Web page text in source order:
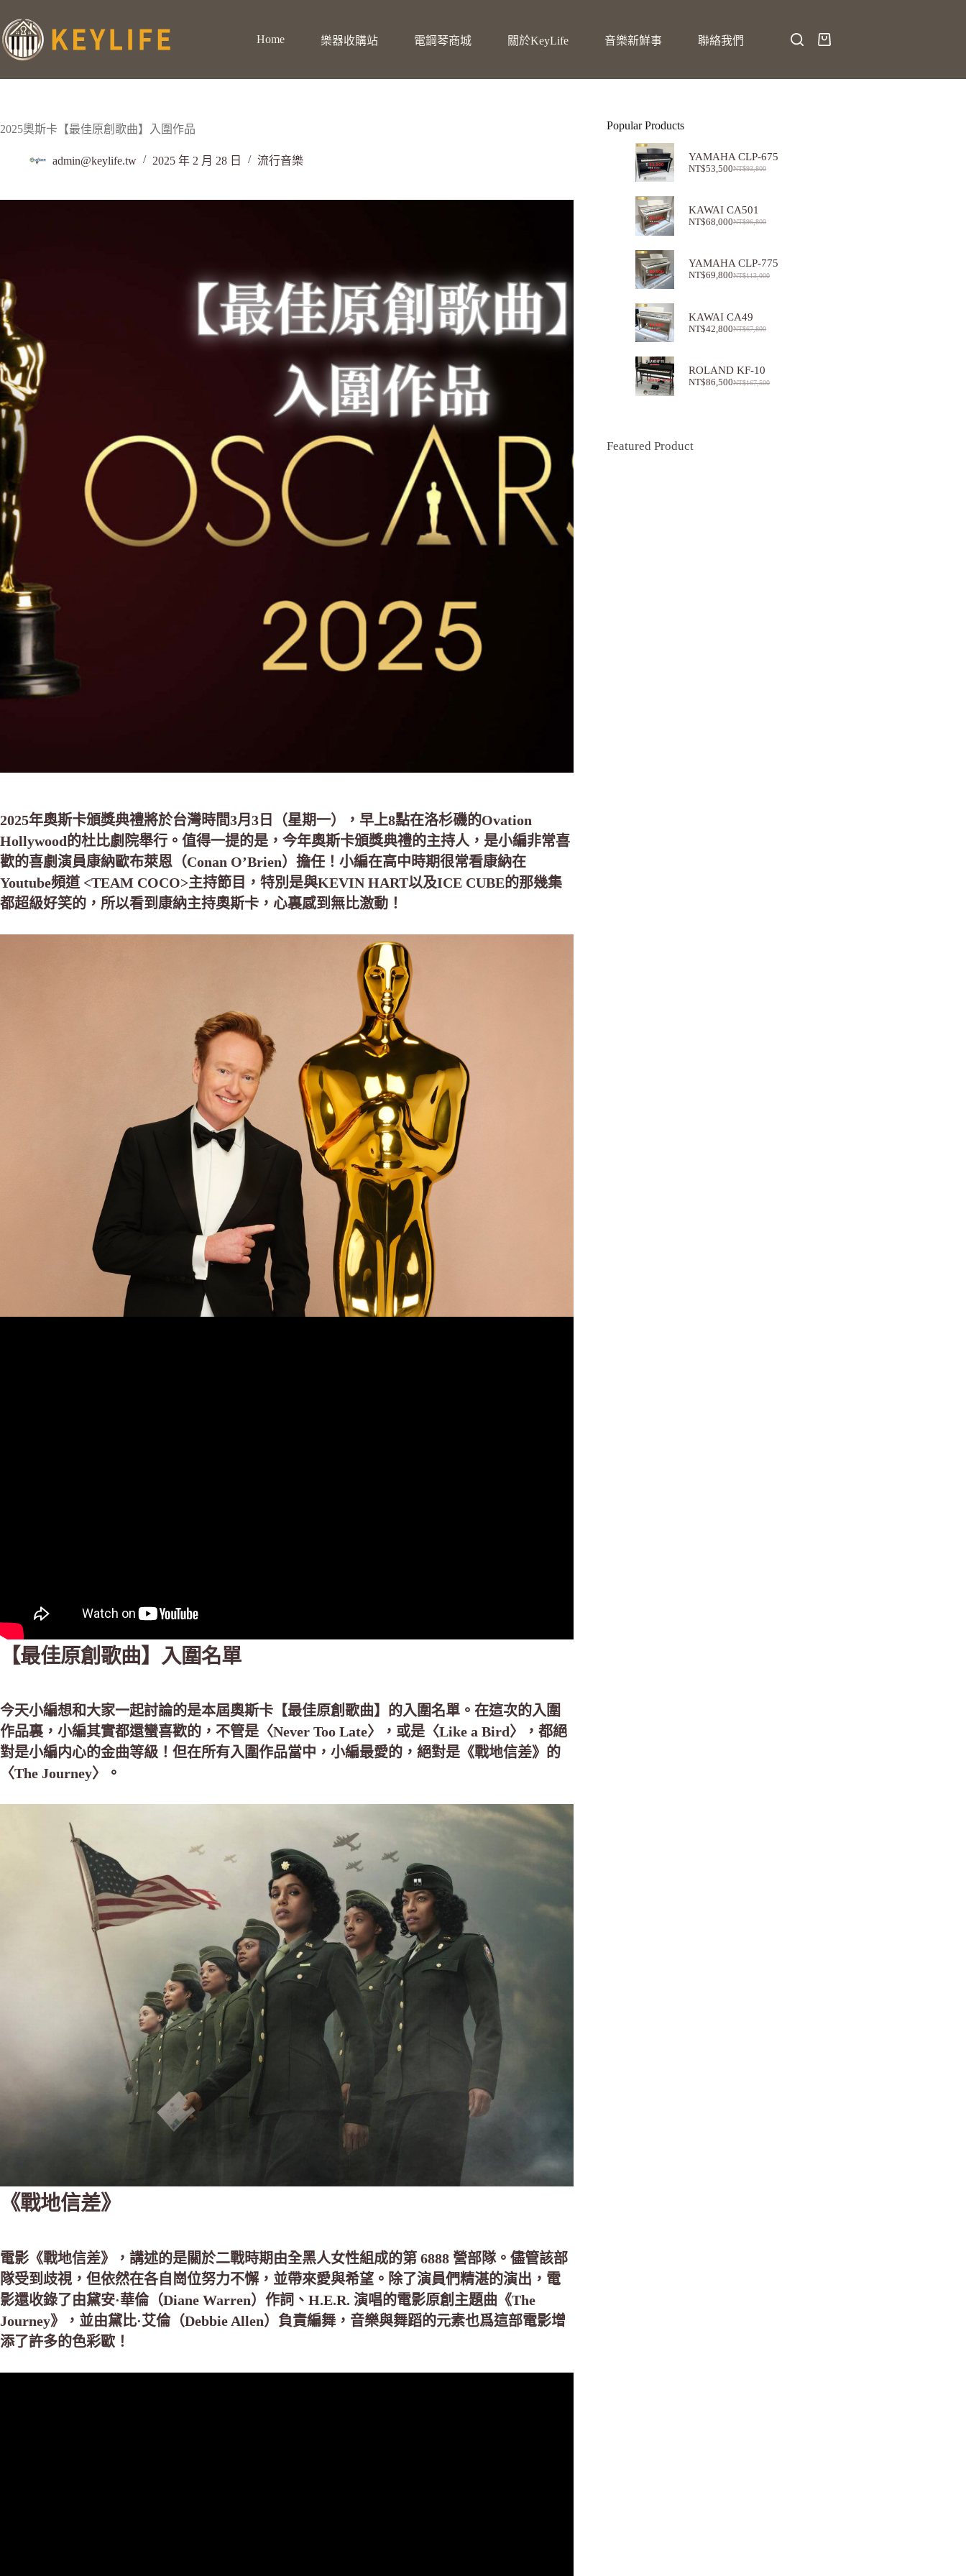
Home 樂器收購站 電鋼琴商城 關於KeyLife 音樂新鮮事 聯絡我們
2025奧斯卡【最佳原創歌曲】入圍作品
admin@keylife.tw 2025 年 2 月 28 日 流行音樂
2025年奧斯卡頒獎典禮將於台灣時間3月3日（星期一），早上8點在洛杉磯的Ovation
Hollywood的杜比劇院舉行。值得一提的是，今年奧斯卡頒獎典禮的主持人，是小編非常喜
歡的喜劇演員康納歐布萊恩（Conan O’Brien）擔任！小編在高中時期很常看康納在
Youtube頻道 <TEAM COCO>主持節目，特別是與KEVIN HART以及ICE CUBE的那幾集
都超級好笑的，所以看到康納主持奧斯卡，心裏感到無比激動！
【最佳原創歌曲】入圍名單
今天小編想和大家一起討論的是本屆奧斯卡【最佳原創歌曲】的入圍名單。在這次的入圍
作品裏，小編其實都還蠻喜歡的，不管是〈Never Too Late〉，或是〈Like a Bird〉，都絕
對是小編内心的金曲等級！但在所有入圍作品當中，小編最愛的，絕對是《戰地信差》的
〈The Journey〉。
《戰地信差》
電影《戰地信差》，講述的是關於二戰時期由全黑人女性組成的第 6888 營部隊。儘管該部
隊受到歧視，但依然在各自崗位努力不懈，並帶來愛與希望。除了演員們精湛的演出，電
影還收錄了由黛安·華倫（Diane Warren）作詞、H.E.R. 演唱的電影原創主題曲《The
Journey》，並由黛比·艾倫（Debbie Allen）負責編舞，音樂與舞蹈的元素也爲這部電影增
添了許多的色彩歐！
Popular Products
YAMAHA CLP-675
NT$93,800
NT$53,500
KAWAI CA501
NT$96,800
NT$68,000
YAMAHA CLP-775
NT$113,000
NT$69,800
KAWAI CA49
NT$67,800
NT$42,800
ROLAND KF-10
NT$167,500
NT$86,500
Featured Product